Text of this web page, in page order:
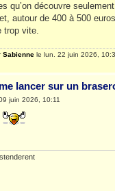
qu’on découvre
autour de 400 à 500
trop vite.
Sabienne le lun. 22 juin 2026,
lancer sur un
juin 2026, 10:11